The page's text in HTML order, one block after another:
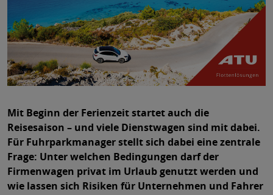
Mit Beginn der Ferienzeit startet auch die
Reisesaison – und viele Dienstwagen sind mit dabei.
Für Fuhrparkmanager stellt sich dabei eine zentrale
Frage: Unter welchen Bedingungen darf der
Firmenwagen privat im Urlaub genutzt werden und
wie lassen sich Risiken für Unternehmen und Fahrer